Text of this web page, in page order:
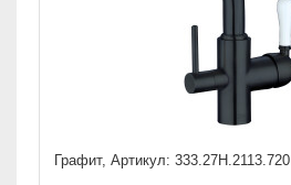
Графит, Артикул: 333.27H.2113.720